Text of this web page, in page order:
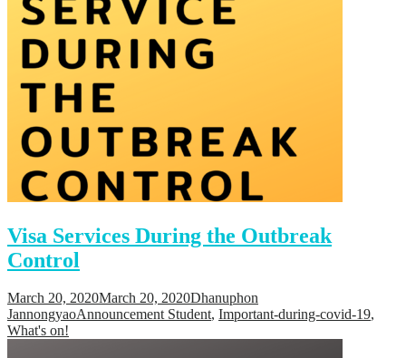
Visa Services During the Outbreak
Control
March 20, 2020March 20, 2020Dhanuphon
JannongyaoAnnouncement Student, Important-during-covid-19,
What's on!